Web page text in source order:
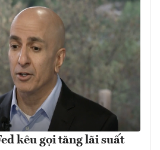
kêu gọi tăng lãi suất